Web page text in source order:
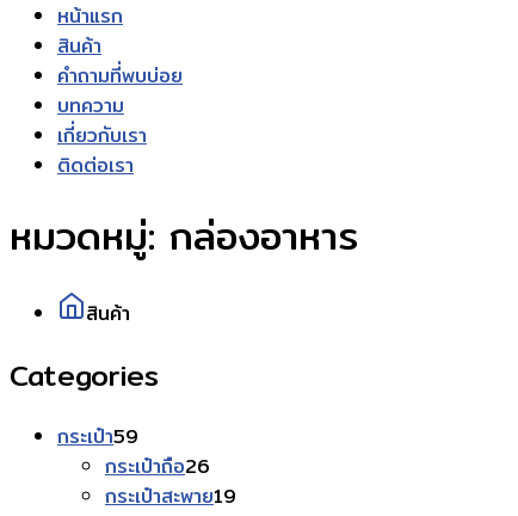
หน้าแรก
สินค้า
คำถามที่พบบ่อย
บทความ
เกี่ยวกับเรา
ติดต่อเรา
หมวดหมู่: กล่องอาหาร
สินค้า
Categories
กระเป๋า59
สินค้า
กระเป๋าถือ26
สินค้า
กระเป๋าสะพาย19